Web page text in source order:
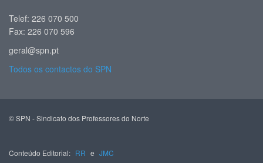
Telef: 226 070 500
Fax: 226 070 596
geral@spn.pt
Todos os contactos do SPN
© SPN - Sindicato dos Professores do Norte
Conteúdo Editorial: RR e JMC